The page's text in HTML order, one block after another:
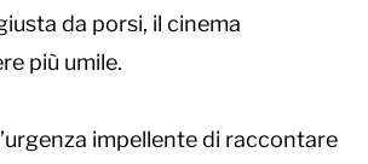
da porsi, il cinema
più umile.
impellente di raccontare